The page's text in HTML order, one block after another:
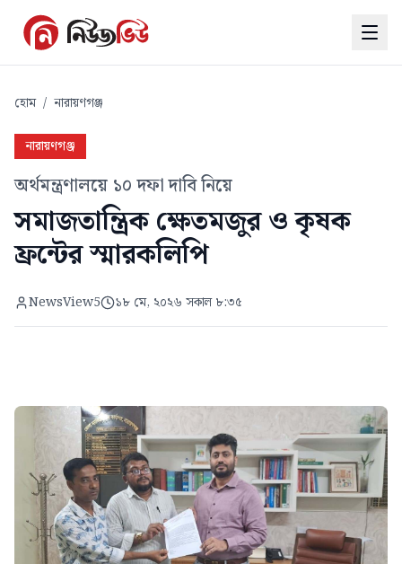
হোম / নারায়ণগঞ্জ
নারায়ণগঞ্জ
অর্থমন্ত্রণালয়ে ১০ দফা দাবি নিয়ে
সমাজতান্ত্রিক ক্ষেতমজুর ও কৃষক
ফ্রন্টের স্মারকলিপি
NewsView5 ১৮ মে, ২০২৬ সকাল ৮:৩৫